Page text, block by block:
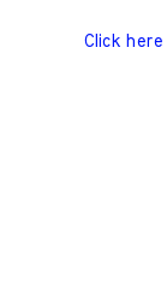
Click here